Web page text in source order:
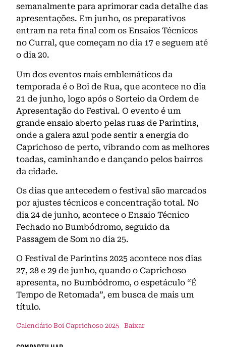
semanalmente para aprimorar cada detalhe das
apresentações. Em junho, os preparativos
entram na reta final com os Ensaios Técnicos
no Curral, que começam no dia 17 e seguem até
o dia 20.
Um dos eventos mais emblemáticos da
temporada é o Boi de Rua, que acontece no dia
21 de junho, logo após o Sorteio da Ordem de
Apresentação do Festival. O evento é um
grande ensaio aberto pelas ruas de Parintins,
onde a galera azul pode sentir a energia do
Caprichoso de perto, vibrando com as melhores
toadas, caminhando e dançando pelos bairros
da cidade.
Os dias que antecedem o festival são marcados
por ajustes técnicos e concentração total. No
dia 24 de junho, acontece o Ensaio Técnico
Fechado no Bumbódromo, seguido da
Passagem de Som no dia 25.
O Festival de Parintins 2025 acontece nos dias
27, 28 e 29 de junho, quando o Caprichoso
apresenta, no Bumbódromo, o espetáculo “É
Tempo de Retomada”, em busca de mais um
título.
Calendário Boi Caprichoso 2025 Baixar